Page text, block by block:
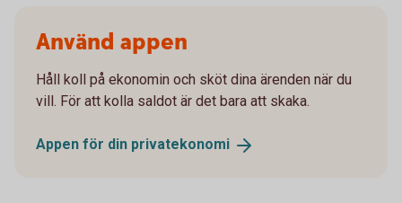
Använd appen
Håll koll på ekonomin och sköt dina ärenden när du
vill. För att kolla saldot är det bara att skaka.
Appen för din privatekonomi